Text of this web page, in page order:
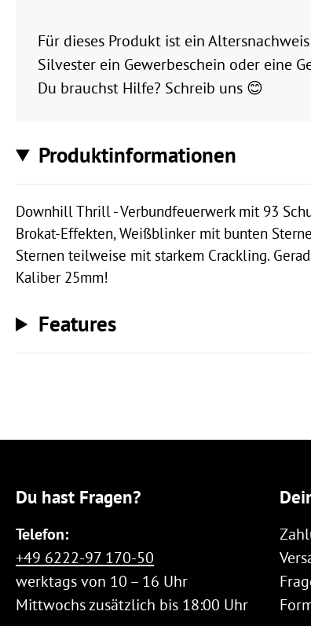
Für dieses Produkt ist ein
Silvester ein Gewerbeschein oder eine
Du brauchst Hilfe? Schreib uns 😊
Produktinformationen
Downhill Thrill - Verbundfeuerwerk mit 93
Brokat-Effekten, Weißblinker mit bunten
Sternen teilweise mit starkem Crackling.
Kaliber 25mm!
Features
Du hast Fragen?
Telefon:
+49 6222-97 170-50
werktags von 10 – 16 Uhr
Mittwochs zusätzlich bis 18:00 Uhr